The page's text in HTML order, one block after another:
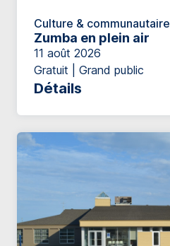
Culture & communautaire
Zumba en plein air
11 août 2026
Gratuit | Grand public
Détails